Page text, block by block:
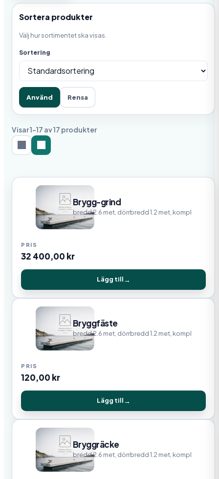
Sortera produkter
Välj hur sortimentet ska visas.
Sortering
Använd Rensa
Visar 1-17 av 17 produkter
Brygg-grind
bredd 2.6 met, dörrbredd 1.2 met, kompl
32 400,00 kr
Lägg till
Bryggfäste
bredd 2.6 met, dörrbredd 1.2 met, kompl
120,00 kr
Lägg till
Bryggräcke
bredd 2.6 met, dörrbredd 1.2 met, kompl